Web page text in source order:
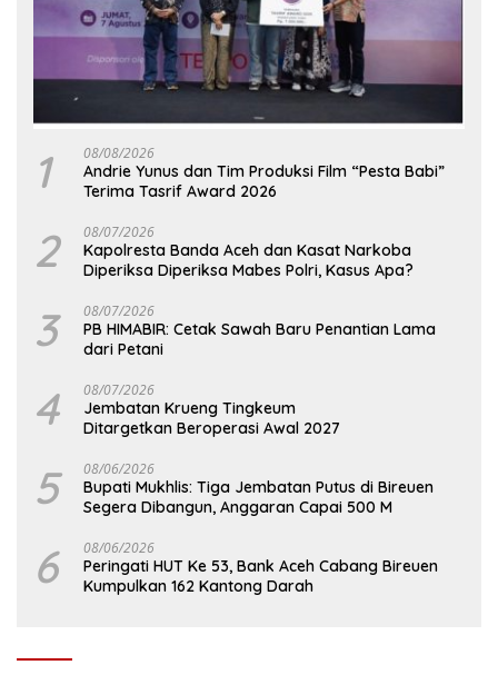
1 08/08/2026
Andrie Yunus dan Tim Produksi Film “Pesta Babi”
Terima Tasrif Award 2026
2 08/07/2026
Kapolresta Banda Aceh dan Kasat Narkoba
Diperiksa Diperiksa Mabes Polri, Kasus Apa?
3 08/07/2026
PB HIMABIR: Cetak Sawah Baru Penantian Lama
dari Petani
4 08/07/2026
Jembatan Krueng Tingkeum
Ditargetkan Beroperasi Awal 2027
5 08/06/2026
Bupati Mukhlis: Tiga Jembatan Putus di Bireuen
Segera Dibangun, Anggaran Capai 500 M
6 08/06/2026
Peringati HUT Ke 53, Bank Aceh Cabang Bireuen
Kumpulkan 162 Kantong Darah